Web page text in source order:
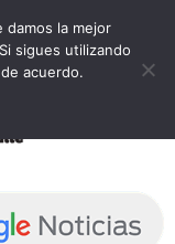
damos la mejor
sigues utilizando
acuerdo.